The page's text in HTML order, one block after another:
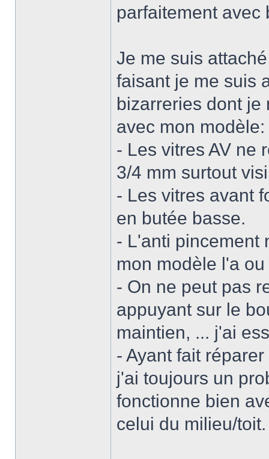
parfaitement avec
Je me suis
faisant je me suis
bizarreries dont je
avec mon modèle:
- Les vitres AV ne
3/4 mm surtout
- Les vitres avant
en butée basse.
- L'anti pincement
mon modèle l'a
- On ne peut pas
appuyant sur le
maintien, ... j'ai
- Ayant fait
j'ai toujours un
fonctionne bien
celui du milieu/toit.